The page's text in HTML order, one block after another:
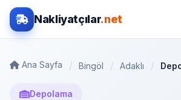
Nakliyatçılar.net
Ana Sayfa Bingöl Adaklı
Depolama